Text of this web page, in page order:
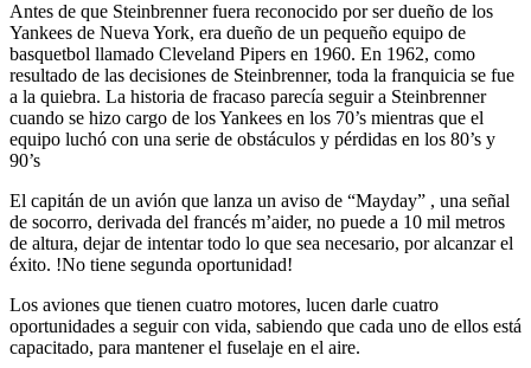
Antes de que Steinbrenner fuera reconocido por ser dueño de los
Yankees de Nueva York, era dueño de un pequeño equipo de
basquetbol llamado Cleveland Pipers en 1960. En 1962, como
resultado de las decisiones de Steinbrenner, toda la franquicia se fue
a la quiebra. La historia de fracaso parecía seguir a Steinbrenner
cuando se hizo cargo de los Yankees en los 70’s mientras que el
equipo luchó con una serie de obstáculos y pérdidas en los 80’s y
90’s
El capitán de un avión que lanza un aviso de “Mayday” , una señal
de socorro, derivada del francés m’aider, no puede a 10 mil metros
de altura, dejar de intentar todo lo que sea necesario, por alcanzar el
éxito. !No tiene segunda oportunidad!
Los aviones que tienen cuatro motores, lucen darle cuatro
oportunidades a seguir con vida, sabiendo que cada uno de ellos está
capacitado, para mantener el fuselaje en el aire.